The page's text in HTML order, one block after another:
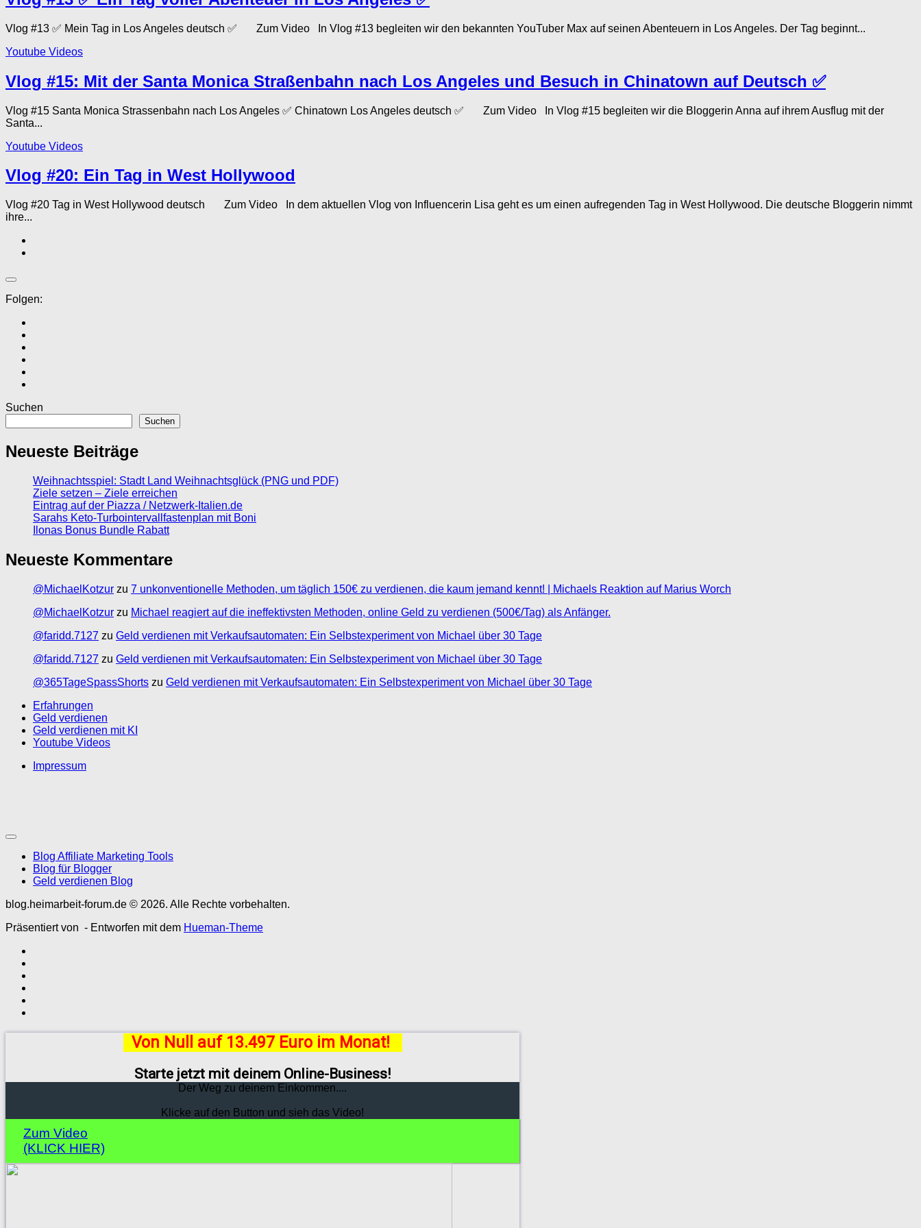
Vlog #13 ✅ Mein Tag in Los Angeles deutsch ✅ Zum Video In Vlog #13 begleiten wir den bekannten YouTuber Max auf seinen Abenteuern in Los Angeles. Der Tag beginnt...
Youtube Videos
Vlog #15: Mit der Santa Monica Straßenbahn nach Los Angeles und Besuch in Chinatown auf Deutsch ✅
Vlog #15 Santa Monica Strassenbahn nach Los Angeles ✅ Chinatown Los Angeles deutsch ✅ Zum Video In Vlog #15 begleiten wir die Bloggerin Anna auf ihrem Ausflug mit der
Santa...
Youtube Videos
Vlog #20: Ein Tag in West Hollywood
Vlog #20 Tag in West Hollywood deutsch Zum Video In dem aktuellen Vlog von Influencerin Lisa geht es um einen aufregenden Tag in West Hollywood. Die deutsche Bloggerin nimmt
ihre...
Folgen:
Suchen
Suchen
Neueste Beiträge
Weihnachtsspiel: Stadt Land Weihnachtsglück (PNG und PDF)
Ziele setzen – Ziele erreichen
Eintrag auf der Piazza / Netzwerk-Italien.de
Sarahs Keto-Turbointervallfastenplan mit Boni
Ilonas Bonus Bundle Rabatt
Neueste Kommentare
@MichaelKotzur zu 7 unkonventionelle Methoden, um täglich 150€ zu verdienen, die kaum jemand kennt! | Michaels Reaktion auf Marius Worch
@MichaelKotzur zu Michael reagiert auf die ineffektivsten Methoden, online Geld zu verdienen (500€/Tag) als Anfänger.
@faridd.7127 zu Geld verdienen mit Verkaufsautomaten: Ein Selbstexperiment von Michael über 30 Tage
@faridd.7127 zu Geld verdienen mit Verkaufsautomaten: Ein Selbstexperiment von Michael über 30 Tage
@365TageSpassShorts zu Geld verdienen mit Verkaufsautomaten: Ein Selbstexperiment von Michael über 30 Tage
Erfahrungen
Geld verdienen
Geld verdienen mit KI
Youtube Videos
Impressum
Blog Affiliate Marketing Tools
Blog für Blogger
Geld verdienen Blog
blog.heimarbeit-forum.de © 2026. Alle Rechte vorbehalten.
Präsentiert von - Entworfen mit dem Hueman-Theme
Von Null auf 13.497 Euro im Monat!
Starte jetzt mit deinem Online-Business!
Der Weg zu deinem Einkommen....
Klicke auf den Button und sieh das Video!
Zum Video
(KLICK HIER)